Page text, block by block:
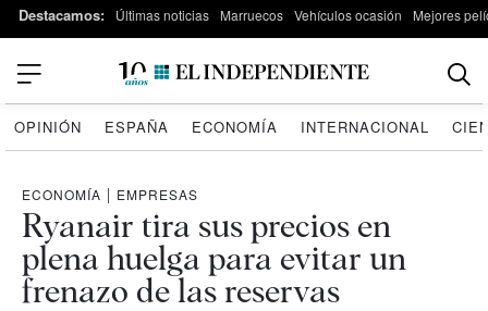
Destacamos: Últimas noticias Marruecos Vehículos ocasión Mejores
OPINIÓN ESPAÑA ECONOMÍA INTERNACIONAL
ECONOMÍA | EMPRESAS
Ryanair tira sus precios en
plena huelga para evitar un
frenazo de las reservas